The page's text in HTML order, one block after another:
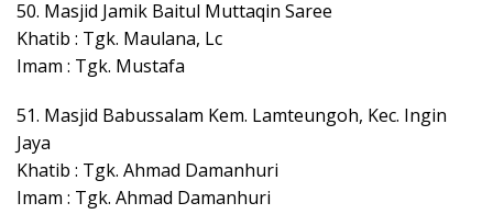
50. Masjid Jamik Baitul Muttaqin Saree
Khatib : Tgk. Maulana, Lc
Imam : Tgk. Mustafa
51. Masjid Babussalam Kem. Lamteungoh, Kec. Ingin
Jaya
Khatib : Tgk. Ahmad Damanhuri
Imam : Tgk. Ahmad Damanhuri